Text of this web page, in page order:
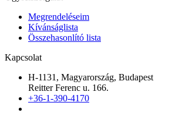
Megrendeléseim
Kívánságlista
Összehasonlító lista
Kapcsolat
H-1131, Magyarország, Budapest
Reitter Ferenc u. 166.
+36-1-390-4170